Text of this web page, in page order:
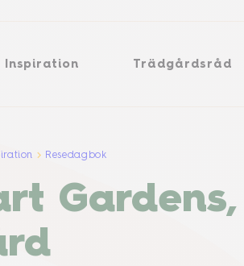
Inspiration Trädgårdsråd
Resedagbok